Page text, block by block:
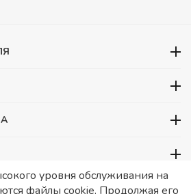
1157746480088
уровня обслуживания на
файлы cookie. Продолжая его